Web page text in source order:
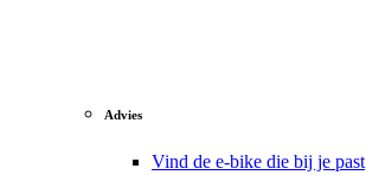
Advies
Vind de e-bike die bij je past